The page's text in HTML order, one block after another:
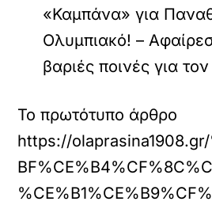
«Καμπάνα» για
Ολυμπιακό! –
βαριές ποινές για
Το πρωτότυπο άρθρο
https://